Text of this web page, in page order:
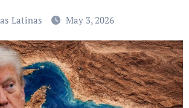
Latinas May 3, 2026